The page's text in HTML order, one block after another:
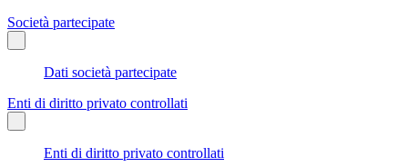
Società partecipate
Dati società partecipate
Enti di diritto privato controllati
Enti di diritto privato controllati